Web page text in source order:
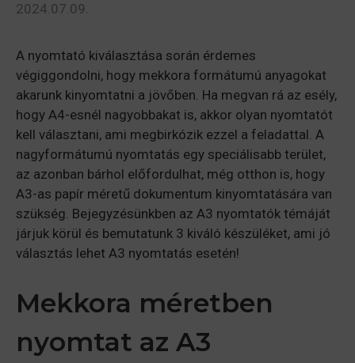
2024.07.09.
A nyomtató kiválasztása során érdemes
végiggondolni, hogy mekkora formátumú anyagokat
akarunk kinyomtatni a jövőben. Ha megvan rá az esély,
hogy A4-esnél nagyobbakat is, akkor olyan nyomtatót
kell választani, ami megbirkózik ezzel a feladattal. A
nagyformátumú nyomtatás egy speciálisabb terület,
az azonban bárhol előfordulhat, még otthon is, hogy
A3-as papír méretű dokumentum kinyomtatására van
szükség. Bejegyzésünkben az A3 nyomtatók témáját
járjuk körül és bemutatunk 3 kiváló készüléket, ami jó
választás lehet A3 nyomtatás esetén!
Mekkora méretben
nyomtat az A3